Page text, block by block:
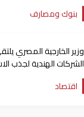
بنوك ومصارف
وزير الخارجية المصري
الشركات الهندية لجذب
اقتصاد